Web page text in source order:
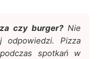
czy burger?Nie
odpowiedzi. Pizza
spotkań w